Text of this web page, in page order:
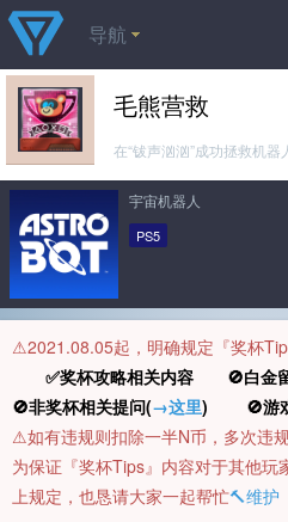
导航
毛熊营救
在“钹声汹汹”成功拯救机器
宇宙机器人
PS5
⚠️2021.08.05起，明确规定『奖杯
✅奖杯攻略相关内容 🚫白金
🚫非奖杯相关提问(→这里) 🚫游戏
⚠️如有违规则扣除一半N币，多次违
为保证『奖杯Tips』内容对于其他玩
上规定，也恳请大家一起帮忙🔨维护